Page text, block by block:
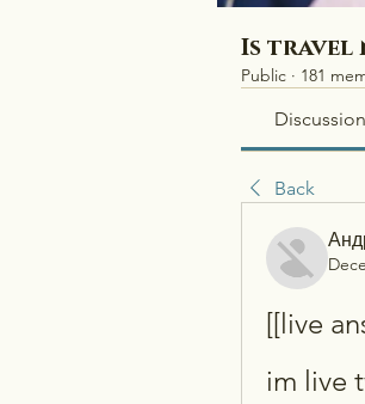
Is travel
Public · 181
Discussion
Back
[[live
im live